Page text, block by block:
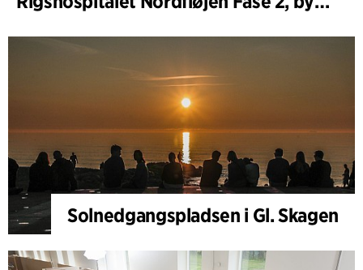
Solnedgangspladsen i Gl. Skagen